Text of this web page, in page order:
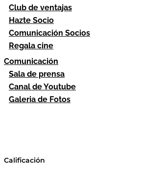
Club de ventajas
Hazte Socio
Comunicación Socios
Regala cine
Comunicación
Sala de prensa
Canal de Youtube
Galeria de Fotos
Calificación